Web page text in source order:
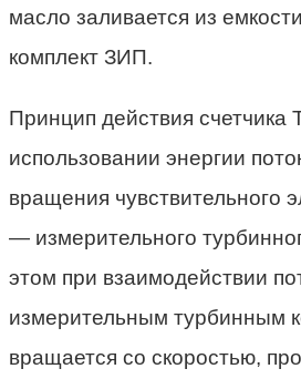
масло заливается из
комплект ЗИП.
Принцип действия счетчика
использовании энергии
вращения чувствительного
— измерительного
этом при взаимодействии
измерительным турбинным
вращается со скоростью,